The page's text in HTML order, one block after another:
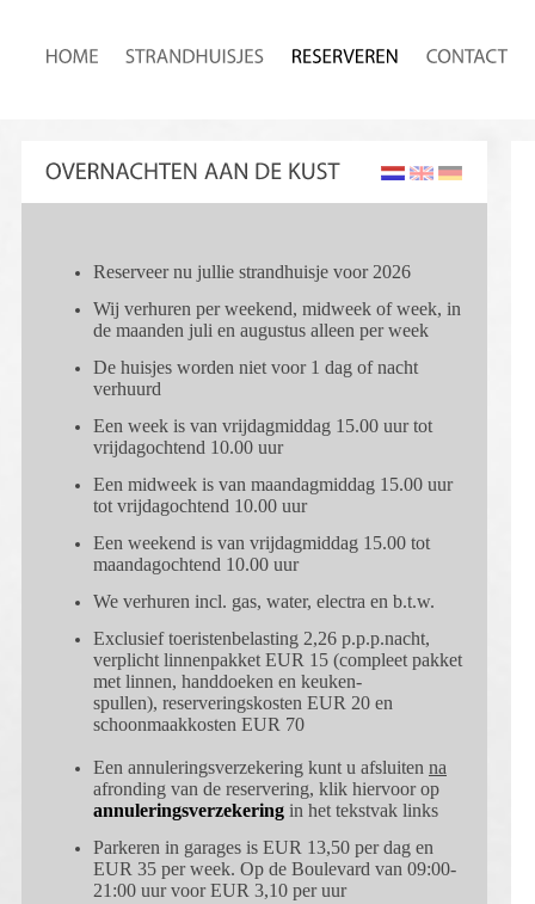
Reserveer nu jullie strandhuisje voor 2026
Wij verhuren per weekend, midweek of week, in
de maanden juli en augustus alleen per week
De huisjes worden niet voor 1 dag of nacht
verhuurd
Een week is van vrijdagmiddag 15.00 uur tot
vrijdagochtend 10.00 uur
Een midweek is van maandagmiddag 15.00 uur
tot vrijdagochtend 10.00 uur
Een weekend is van vrijdagmiddag 15.00 tot
maandagochtend 10.00 uur
We verhuren incl. gas, water, electra en b.t.w.
Exclusief toeristenbelasting 2,26 p.p.p.nacht,
verplicht linnenpakket EUR 15 (compleet pakket
met linnen, handdoeken en keuken-
spullen), reserveringskosten EUR 20 en
schoonmaakkosten EUR 70
Een annuleringsverzekering kunt u afsluiten na
afronding van de reservering, klik hiervoor op
annuleringsverzekering in het tekstvak links
Parkeren in garages is EUR 13,50 per dag en
EUR 35 per week. Op de Boulevard van 09:00-
21:00 uur voor EUR 3,10 per uur